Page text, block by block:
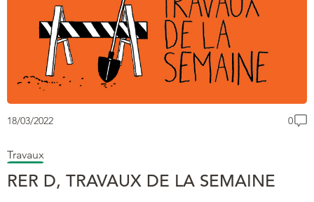
18/03/2022 0
Travaux
RER D, TRAVAUX DE LA SEMAINE